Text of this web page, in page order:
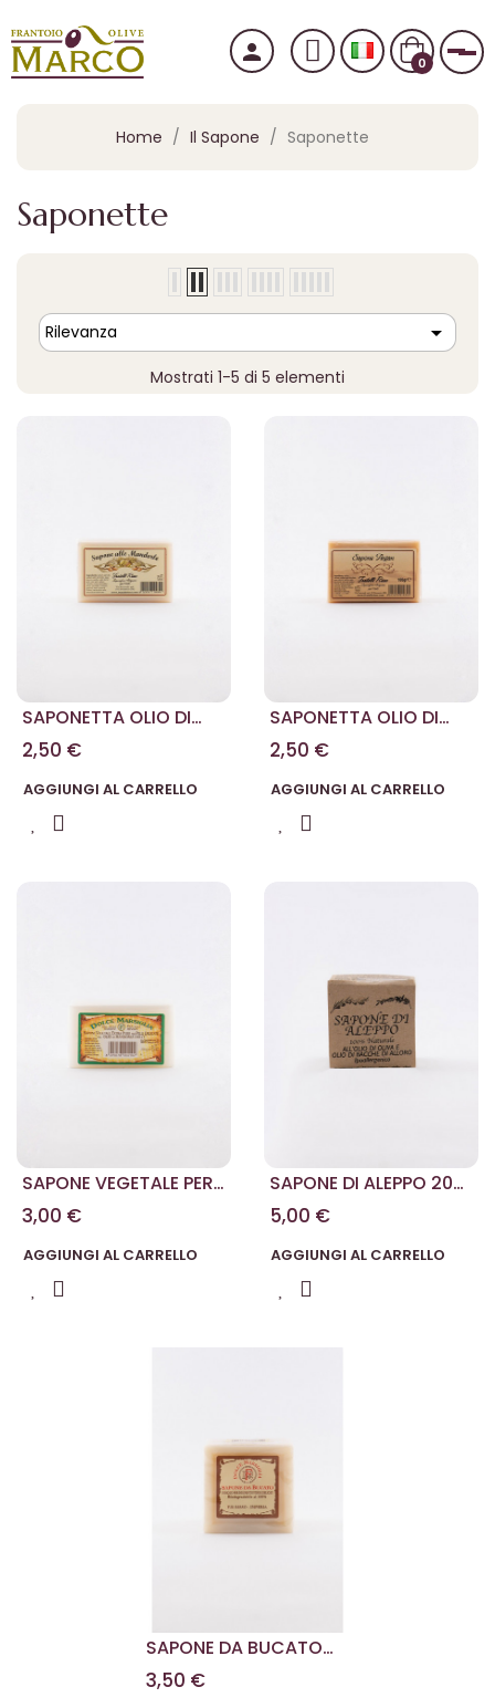
person 0
Home Il Sapone Saponette
Saponette
Rilevanza 
Mostrati 1-5 di 5 elementi
SAPONETTA OLIO DI
MANDORLE DOLCI 100 G
2,50 €
AGGIUNGI AL CARRELLO
SAPONETTA OLIO DI
ARGAN 100 G
2,50 €
AGGIUNGI AL CARRELLO
SAPONE VEGETALE PER
PELLI DELICATE 200 G
3,00 €
AGGIUNGI AL CARRELLO
SAPONE DI ALEPPO 200
G
5,00 €
AGGIUNGI AL CARRELLO
SAPONE DA BUCATO
DOLCE MARSIGLIA 300
3,50 €